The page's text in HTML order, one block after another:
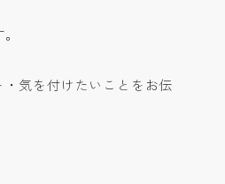
気を付けたいことをお伝